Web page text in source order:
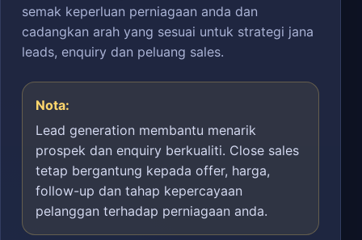
semak keperluan perniagaan anda dan
cadangkan arah yang sesuai untuk strategi jana
leads, enquiry dan peluang sales.
Nota:
Lead generation membantu menarik
prospek dan enquiry berkualiti. Close sales
tetap bergantung kepada offer, harga,
follow-up dan tahap kepercayaan
pelanggan terhadap perniagaan anda.